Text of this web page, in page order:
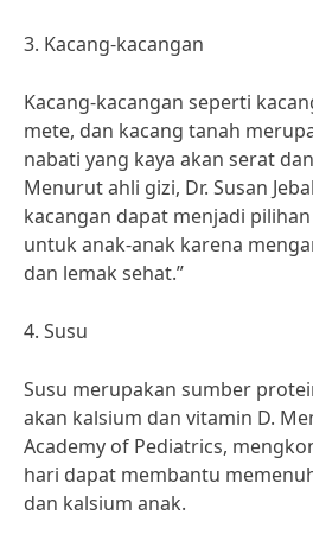
3. Kacang-kacangan
Kacang-kacangan seperti
mete, dan kacang tanah
nabati yang kaya akan serat
Menurut ahli gizi, Dr. Susan
kacangan dapat menjadi
untuk anak-anak karena
dan lemak sehat.”
4. Susu
Susu merupakan sumber
akan kalsium dan vitamin D.
Academy of Pediatrics,
hari dapat membantu
dan kalsium anak.